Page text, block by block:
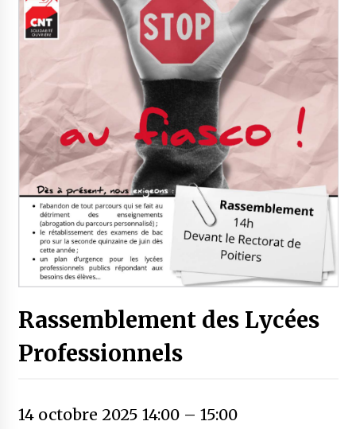
Rassemblement des Lycées
Professionnels
14 octobre 2025 14:00– 15:00